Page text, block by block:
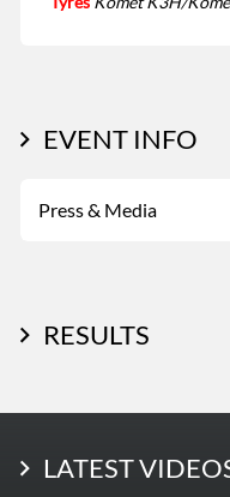
EVENT INFO
Press & Media
RESULTS
LATEST
LATEST